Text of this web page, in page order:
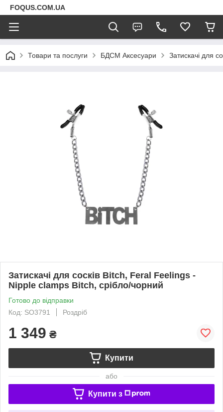
FOQUS.COM.UA
Товари та послуги БДСМ Аксесуари Затискачі для
Затискачі для сосків Bitch, Feral Feelings -
Nipple clamps Bitch, срібло/чорний
Готово до відправки
Код: SO3791
Роздріб
1 349 ₴
Купити
або
Купити з